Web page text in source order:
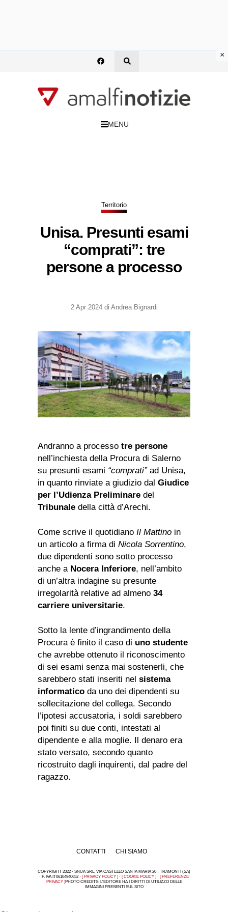
MENU
Territorio
Unisa. Presunti esami
“comprati”: tre
persone a processo
2 Apr 2024 di Andrea Bignardi
Andranno a processo tre persone
nell’inchiesta della Procura di Salerno
su presunti esami “comprati”ad Unisa,
in quanto rinviate a giudizio dal Giudice
per l’Udienza Preliminare del
Tribunale della città d’Arechi.
Come scrive il quotidiano Il Mattino in
un articolo a firma di Nicola Sorrentino,
due dipendenti sono sotto processo
anche a Nocera Inferiore, nell’ambito
di un’altra indagine su presunte
irregolarità relative ad almeno 34
carriere universitarie.
Sotto la lente d’ingrandimento della
Procura è finito il caso di uno studente
che avrebbe ottenuto il riconoscimento
di sei esami senza mai sostenerli, che
sarebbero stati inseriti nel sistema
informatico da uno dei dipendenti su
sollecitazione del collega. Secondo
l’ipotesi accusatoria, i soldi sarebbero
poi finiti su due conti, intestati al
dipendente e alla moglie. Il denaro era
stato versato, secondo quanto
ricostruito dagli inquirenti, dal padre del
ragazzo.
CONTATTI CHI SIAMO
COPYRIGHT 2022 · SNUA SRL, VIA CASTELLO SANTA MARIA 20 - TRAMONTI (SA)
· P. IVA IT06104940652 · [ PRIVACY POLICY ] · [ COOKIE POLICY ] · [ PREFERENZE
PRIVACY ]PHOTO CREDITS: L'EDITORE HA I DIRITTI DI UTILIZZO DELLE
IMMAGINI PRESENTI SUL SITO
×